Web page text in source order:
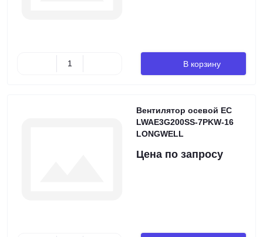
В корзину
Вентилятор осевой EC
LWAE3G200SS-7PKW-16
LONGWELL
Цена по запросу